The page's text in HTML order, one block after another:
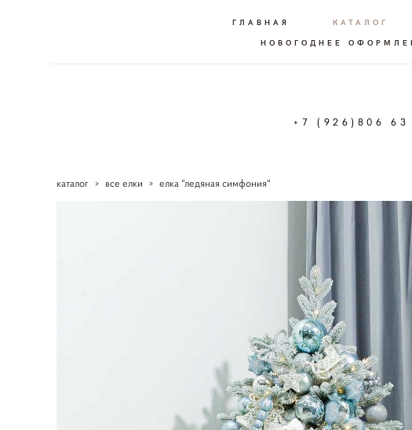
ГЛАВНАЯ КАТАЛОГ
НОВОГОДНЕЕ
+7 (926)806
каталог > все елки > елка "ледяная симфония"